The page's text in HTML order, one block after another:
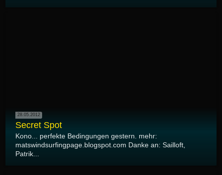
28.05.2012
Secret Spot
Kono... perfekte Bedingungen gestern. mehr:
matswindsurfingpage.blogspot.com Danke an: Sailloft,
Patrik...